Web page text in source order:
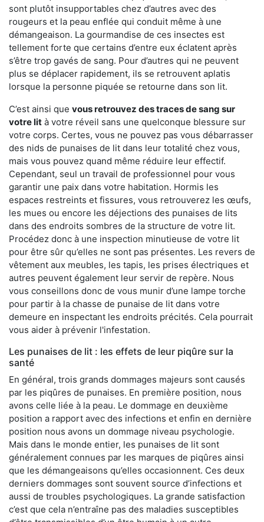
sont plutôt insupportables chez d’autres avec des
rougeurs et la peau enflée qui conduit même à une
démangeaison. La gourmandise de ces insectes est
tellement forte que certains d’entre eux éclatent après
s’être trop gavés de sang. Pour d’autres qui ne peuvent
plus se déplacer rapidement, ils se retrouvent aplatis
lorsque la personne piquée se retourne dans son lit.
C’est ainsi que vous retrouvez des traces de sang sur
votre lit à votre réveil sans une quelconque blessure sur
votre corps. Certes, vous ne pouvez pas vous débarrasser
des nids de punaises de lit dans leur totalité chez vous,
mais vous pouvez quand même réduire leur effectif.
Cependant, seul un travail de professionnel pour vous
garantir une paix dans votre habitation. Hormis les
espaces restreints et fissures, vous retrouverez les œufs,
les mues ou encore les déjections des punaises de lits
dans des endroits sombres de la structure de votre lit.
Procédez donc à une inspection minutieuse de votre lit
pour être sûr qu’elles ne sont pas présentes. Les revers de
vêtement aux meubles, les tapis, les prises électriques et
autres peuvent également leur servir de repère. Nous
vous conseillons donc de vous munir d’une lampe torche
pour partir à la chasse de punaise de lit dans votre
demeure en inspectant les endroits précités. Cela pourrait
vous aider à prévenir l'infestation.
Les punaises de lit : les effets de leur piqûre sur la
santé
En général, trois grands dommages majeurs sont causés
par les piqûres de punaises. En première position, nous
avons celle liée à la peau. Le dommage en deuxième
position a rapport avec des infections et enfin en dernière
position nous avons un dommage niveau psychologie.
Mais dans le monde entier, les punaises de lit sont
généralement connues par les marques de piqûres ainsi
que les démangeaisons qu’elles occasionnent. Ces deux
derniers dommages sont souvent source d’infections et
aussi de troubles psychologiques. La grande satisfaction
c’est que cela n’entraîne pas des maladies susceptibles